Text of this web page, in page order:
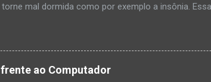
mal dormida como por exemplo a insônia.
para a cama e acordar no mesmo horário –
a dormir na hora certa. 2. Relaxe à noite
antes de dormir. Comer na cama também tira o
almoço é reparador, mas se passar de 40 minutos
ao Computador